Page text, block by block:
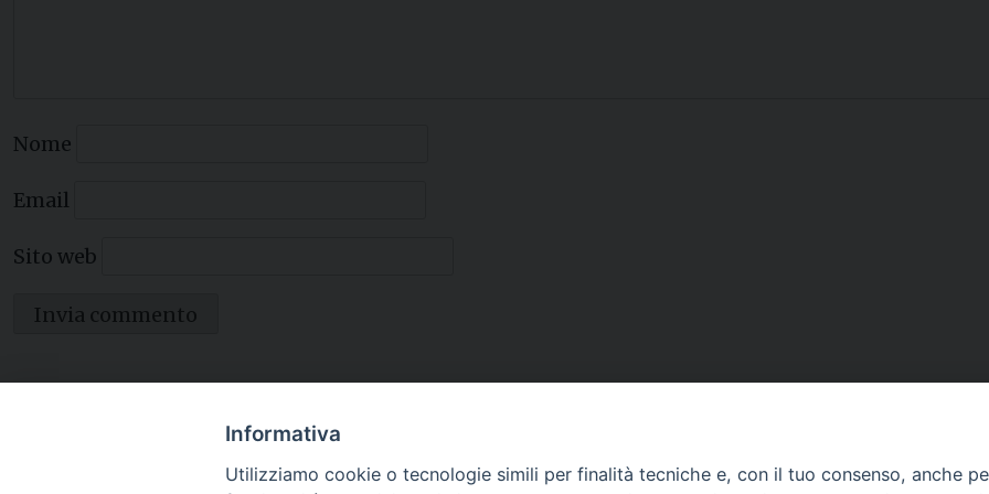
Nome
Email
Sito web
Contatti
Informativa
Utilizziamo cookie o tecnologie simili per finalità tecniche e, con il tuo consenso, anche